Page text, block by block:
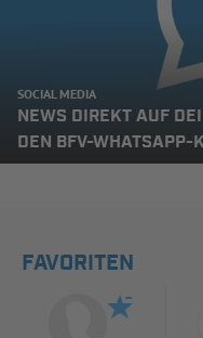
SOCIAL MEDIA
NEWS DIREKT AUF
DEN BFV-WHATSAPP-
FAVORITEN